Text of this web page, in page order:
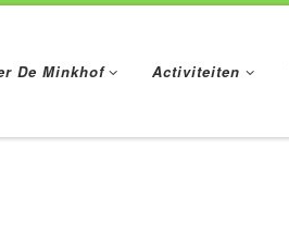
De Minkhof
Activiteiten